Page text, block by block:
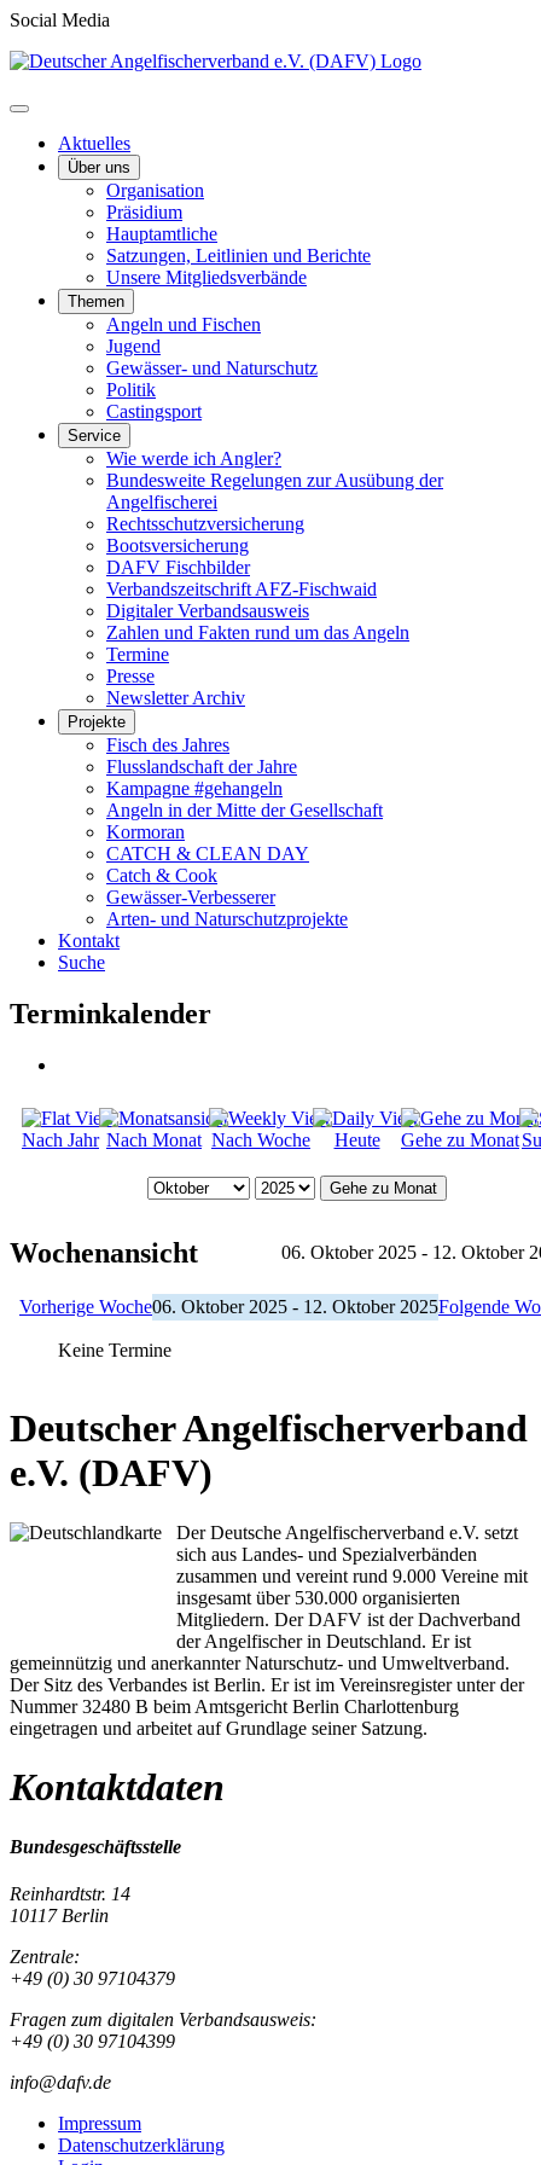
Social Media
Aktuelles
Über uns
Organisation
Präsidium
Hauptamtliche
Satzungen, Leitlinien und Berichte
Unsere Mitgliedsverbände
Themen
Angeln und Fischen
Jugend
Gewässer- und Naturschutz
Politik
Castingsport
Service
Wie werde ich Angler?
Bundesweite Regelungen zur Ausübung der
Angelfischerei
Rechtsschutzversicherung
Bootsversicherung
DAFV Fischbilder
Verbandszeitschrift AFZ-Fischwaid
Digitaler Verbandsausweis
Zahlen und Fakten rund um das Angeln
Termine
Presse
Newsletter Archiv
Projekte
Fisch des Jahres
Flusslandschaft der Jahre
Kampagne #gehangeln
Angeln in der Mitte der Gesellschaft
Kormoran
CATCH & CLEAN DAY
Catch & Cook
Gewässer-Verbesserer
Arten- und Naturschutzprojekte
Kontakt
Suche
Terminkalender
Nach Jahr Nach Monat Nach Woche Heute Gehe zu Monat
Gehe zu Monat
Wochenansicht 06. Oktober 2025 - 12. Oktober
Vorherige Woche06. Oktober 2025 - 12. Oktober 2025Folgende
Keine Termine
Deutscher Angelfischerverband
e.V. (DAFV)
Der Deutsche Angelfischerverband e.V. setzt
sich aus Landes- und Spezialverbänden
zusammen und vereint rund 9.000 Vereine mit
insgesamt über 530.000 organisierten
Mitgliedern. Der DAFV ist der Dachverband
der Angelfischer in Deutschland. Er ist
gemeinnützig und anerkannter Naturschutz- und Umweltverband.
Der Sitz des Verbandes ist Berlin. Er ist im Vereinsregister unter der
Nummer 32480 B beim Amtsgericht Berlin Charlottenburg
eingetragen und arbeitet auf Grundlage seiner Satzung.
Kontaktdaten
Bundesgeschäftsstelle
Reinhardtstr. 14
10117 Berlin
Zentrale:
+49 (0) 30 97104379
Fragen zum digitalen Verbandsausweis:
+49 (0) 30 97104399
info@dafv.de
Impressum
Datenschutzerklärung